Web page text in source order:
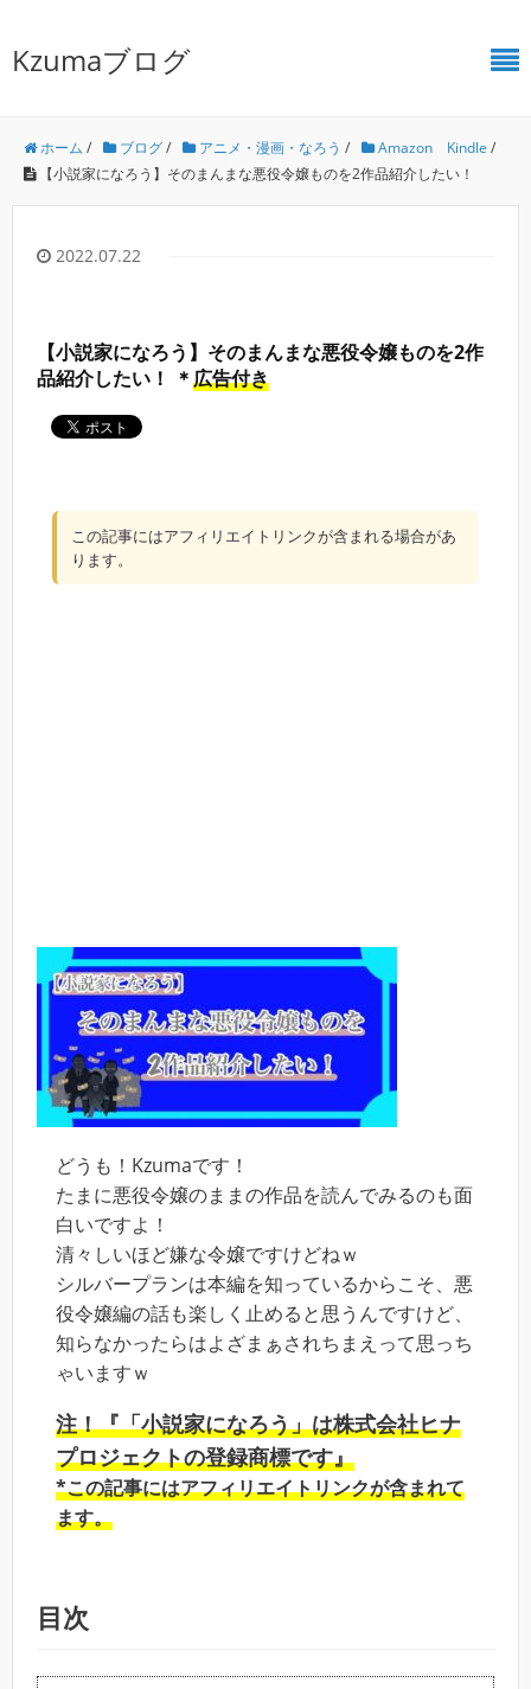
Kzumaブログ
ホーム / ブログ/ アニメ・漫画・なろう / Amazon Kindle /
【小説家になろう】そのまんまな悪役令嬢ものを2作品紹介したい！
2022.07.22
【小説家になろう】そのまんまな悪役令嬢ものを2作
品紹介したい！ ＊広告付き
この記事にはアフィリエイトリンクが含まれる場合があ
ります。
どうも！Kzumaです！
たまに悪役令嬢のままの作品を読んでみるのも面
白いですよ！
清々しいほど嫌な令嬢ですけどねｗ
シルバープランは本編を知っているからこそ、悪
役令嬢編の話も楽しく止めると思うんですけど、
知らなかったらはよざまぁされちまえって思っち
ゃいますｗ
注！『「小説家になろう」は株式会社ヒナ
プロジェクトの登録商標です』
*この記事にはアフィリエイトリンクが含まれて
ます。
目次